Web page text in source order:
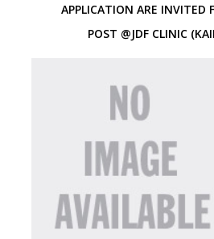
APPLICATION ARE INVITED
POST @JDF CLINIC